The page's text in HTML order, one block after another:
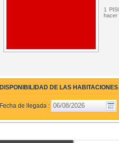
1
hacer
DISPONIBILIDAD DE LAS HABITACIONES
Fecha de llegada :